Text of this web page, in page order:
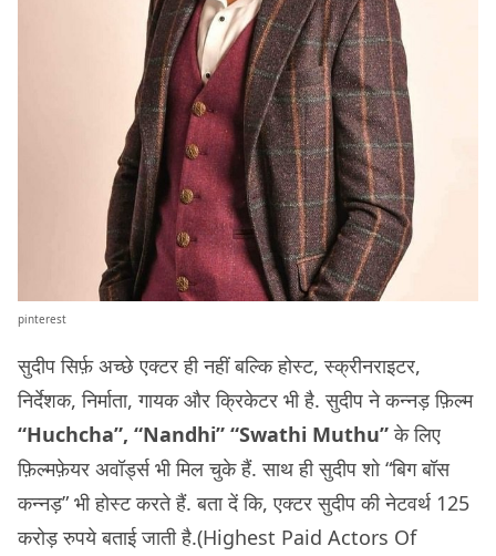
pinterest
सुदीप सिर्फ़ अच्छे एक्टर ही नहीं बल्कि होस्ट, स्क्रीनराइटर,
निर्देशक, निर्माता, गायक और क्रिकेटर भी है. सुदीप ने कन्नड़ फ़िल्म
“Huchcha”, “Nandhi” “Swathi Muthu”के लिए
फ़िल्मफ़ेयर अवॉर्ड्स भी मिल चुके हैं. साथ ही सुदीप शो “बिग बॉस
कन्नड़” भी होस्ट करते हैं. बता दें कि, एक्टर सुदीप की नेटवर्थ 125
करोड़ रुपये बताई जाती है.(Highest Paid Actors Of